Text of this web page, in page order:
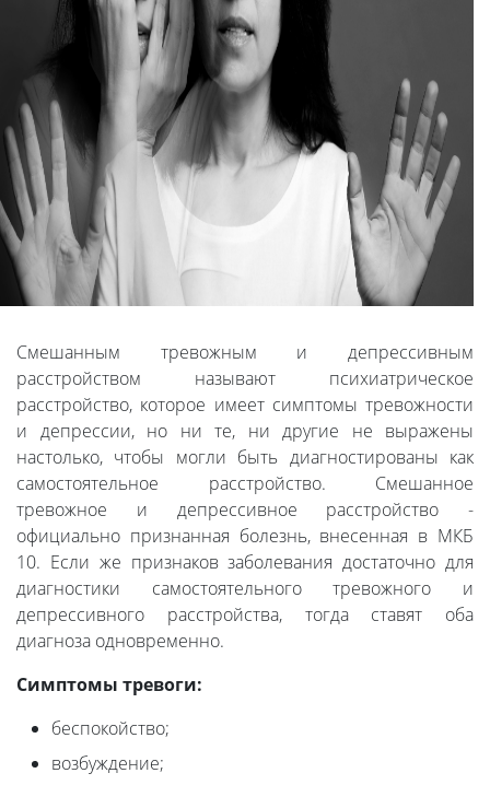
Смешанным тревожным и депрессивным
расстройством называют психиатрическое
расстройство, которое имеет симптомы тревожности
и депрессии, но ни те, ни другие не выражены
настолько, чтобы могли быть диагностированы как
самостоятельное расстройство. Смешанное
тревожное и депрессивное расстройство -
официально признанная болезнь, внесенная в МКБ
10. Если же признаков заболевания достаточно для
диагностики самостоятельного тревожного и
депрессивного расстройства, тогда ставят оба
диагноза одновременно.
Симптомы тревоги:
беспокойство;
возбуждение;